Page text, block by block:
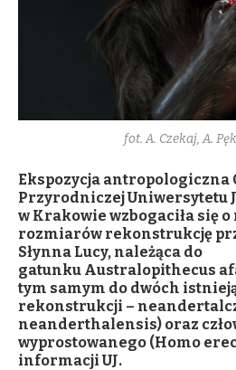
fot. A. Czekaj, A.
Ekspozycja antropologiczna
Przyrodniczej Uniwersytetu
w Krakowie wzbogaciła się
rozmiarów rekonstrukcję
Słynna Lucy, należąca do
gatunku Australopithecus
tym samym do dwóch
rekonstrukcji –
neanderthalensis) oraz
wyprostowanego (Homo
informacji UJ.